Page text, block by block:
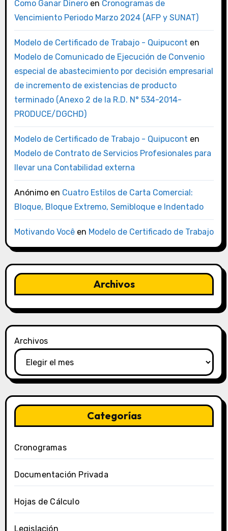
Como Ganar Dineroen Cronogramas de
Vencimiento Periodo Marzo 2024 (AFP y SUNAT)
Modelo de Certificado de Trabajo - Quipucont en
Modelo de Comunicado de Ejecución de Convenio
especial de abastecimiento por decisión empresarial
de incremento de existencias de producto
terminado (Anexo 2 de la R.D. N° 534-2014-
PRODUCE/DGCHD)
Modelo de Certificado de Trabajo - Quipucont en
Modelo de Contrato de Servicios Profesionales para
llevar una Contabilidad externa
Anónimoen Cuatro Estilos de Carta Comercial:
Bloque, Bloque Extremo, Semibloque e Indentado
Motivando Vocêen Modelo de Certificado de Trabajo
Archivos
Archivos
Categorías
Cronogramas
Documentación Privada
Hojas de Cálculo
Legislación